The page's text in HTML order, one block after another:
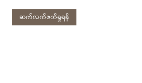
ဆက်လက်ဖတ်ရှုရန်